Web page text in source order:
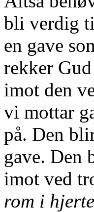
bli verdig
en gave
rekker
imot den
vi mottar
på. Den
gave. Den
imot ved
rom i